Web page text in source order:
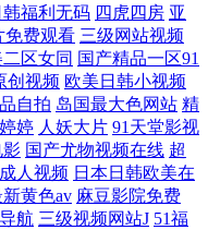
韩福利无码 四虎四房 亚
免费观看 三级网站视频
区女同 国产精品一区91
创视频 欧美日韩小视频
自拍 岛国最大色网站 精
婷 人妖大片 91天堂影视
影 国产尤物视频在线 超
人视频 日本日韩欧美在
黄色av 麻豆影院免费
航 三级视频网站J 51福